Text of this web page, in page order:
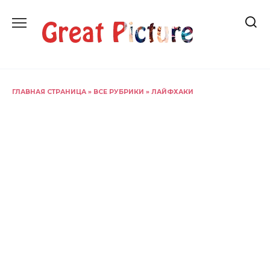
содержанию
ГЛАВНАЯ СТРАНИЦА » ВСЕ РУБРИКИ » ЛАЙФХАКИ